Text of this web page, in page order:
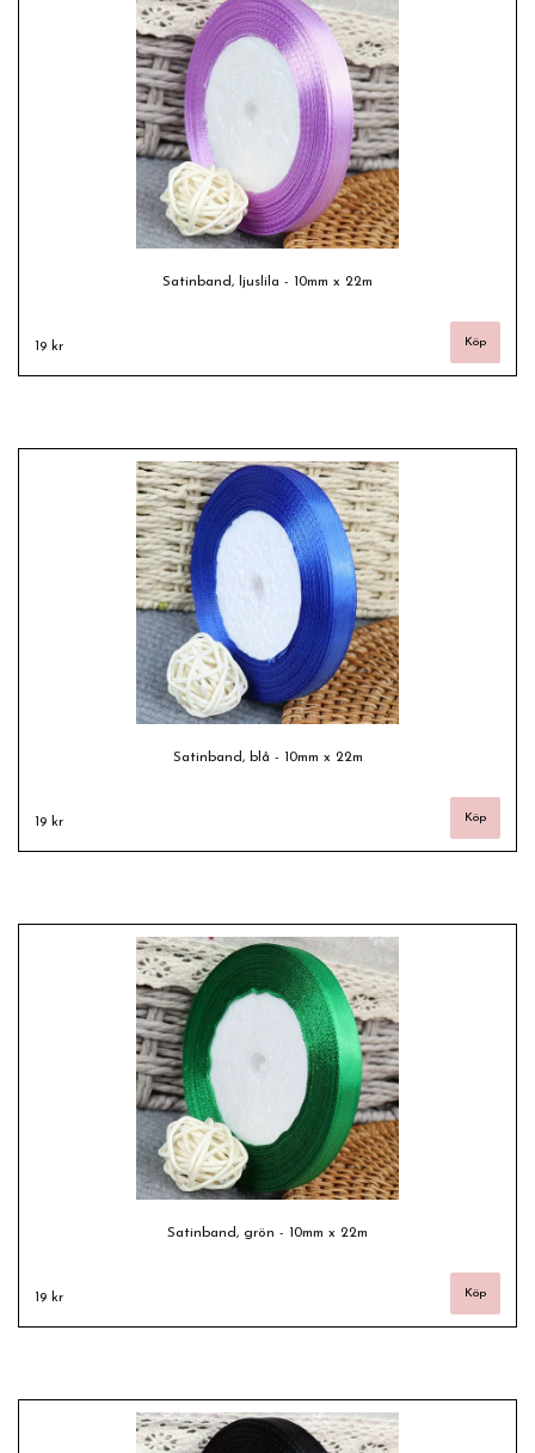
Satinband, ljuslila - 10mm x 22m
19 kr
Satinband, blå - 10mm x 22m
19 kr
Satinband, grön - 10mm x 22m
19 kr